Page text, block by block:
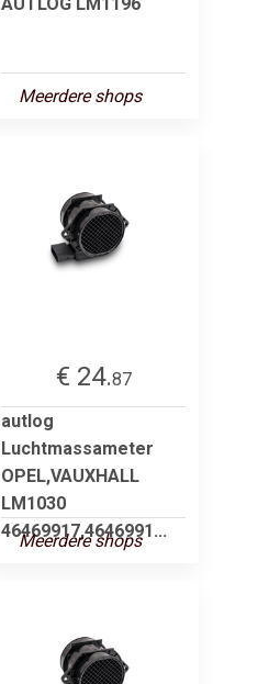
Meerdere shops
€ 24.87
autlog
Luchtmassameter
OPEL,VAUXHALL
LM1030
46469917,4646991...
Meerdere shops